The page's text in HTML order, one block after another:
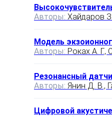
Авторы: Хайдаров
Модель
Авторы: Роках А.
Резонансный
Авторы: Янин Д. В.,
Цифровой